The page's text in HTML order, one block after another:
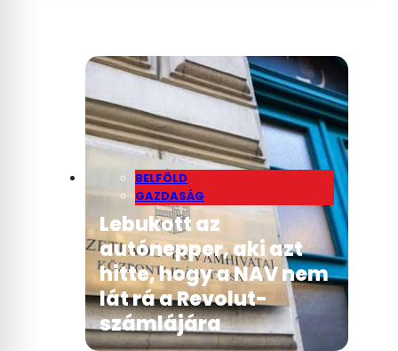
BELFÖLD
GAZDASÁG
Lebukott az
autónepper, aki azt
hitte, hogy a NAV nem
lát rá a Revolut-
számlájára